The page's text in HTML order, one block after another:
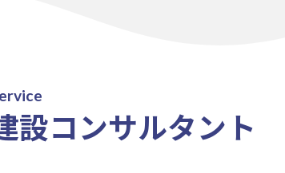
設コンサルタント